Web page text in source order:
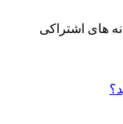
های اشتراکی